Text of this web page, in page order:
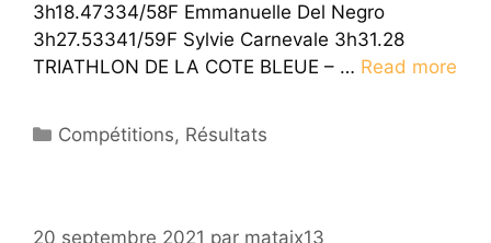
3h18.47334/58F Emmanuelle Del Negro
3h27.53341/59F Sylvie Carnevale 3h31.28
TRIATHLON DE LA COTE BLEUE – … Read more
Catégories
Compétitions, Résultats
20 septembre 2021 par mataix13